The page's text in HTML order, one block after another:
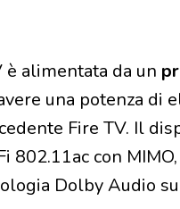
è alimentata da un
una potenza di
Fire TV. Il
802.11ac con
Dolby Audio